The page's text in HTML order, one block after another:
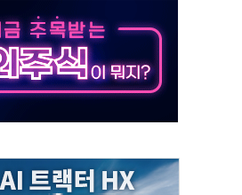
통업계 양극화 심화
참석
해 없어
"송구한 해프닝"